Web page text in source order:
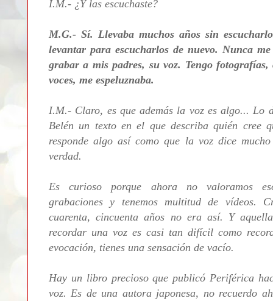
I.M.- ¿Y las escuchaste?
M.G.- Sí. Llevaba muchos años sin
levantar para escucharlos de nuevo. Nunca
grabar a mis padres, su voz. Tengo
voces, me espeluznaba.
I.M.- Claro, es que además la voz es algo... Lo
Belén un texto en el que describa quién cree
responde algo así como que la voz dice
verdad.
Es curioso porque ahora no valoramos
grabaciones y tenemos multitud de vídeos.
cuarenta, cincuenta años no era así. Y
recordar una voz es casi tan difícil como
evocación, tienes una sensación de vacío.
Hay un libro precioso que publicó Periférica
voz. Es de una autora japonesa, no recuerdo